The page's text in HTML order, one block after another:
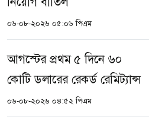
০৬-০৮-২০২৬ ০৫:০৬ পিএম
আগস্টের প্রথম ৫ দিনে ৬০
কোটি ডলারের রেকর্ড রেমিট্যান্স
০৬-০৮-২০২৬ ০৪:৫২ পিএম